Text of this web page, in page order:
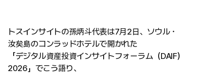
トスインサイトの孫炳斗代表は7月2日、ソウル・
汝矣島のコンラッドホテルで開かれた
「デジタル資産投資インサイトフォーラム（DAIF）
2026」でこう語り、